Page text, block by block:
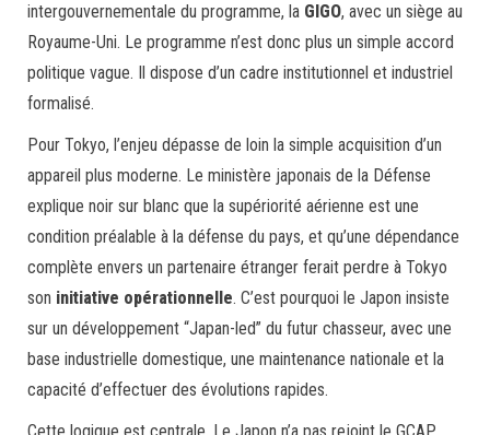
intergouvernementale du programme, la GIGO, avec un siège au
Royaume-Uni. Le programme n’est donc plus un simple accord
politique vague. Il dispose d’un cadre institutionnel et industriel
formalisé.
Pour Tokyo, l’enjeu dépasse de loin la simple acquisition d’un
appareil plus moderne. Le ministère japonais de la Défense
explique noir sur blanc que la supériorité aérienne est une
condition préalable à la défense du pays, et qu’une dépendance
complète envers un partenaire étranger ferait perdre à Tokyo
son initiative opérationnelle. C’est pourquoi le Japon insiste
sur un développement “Japan-led” du futur chasseur, avec une
base industrielle domestique, une maintenance nationale et la
capacité d’effectuer des évolutions rapides.